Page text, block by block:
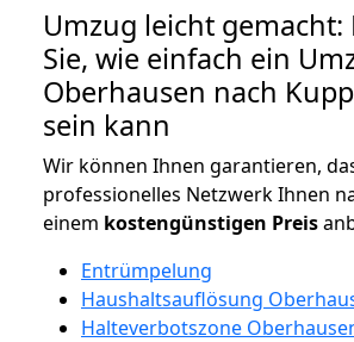
Umzug leicht gemacht:
Sie, wie einfach ein
Oberhausen nach
sein kann
Wir können Ihnen garantieren,
professionelles Netzwerk Ihnen
einem kostengünstigen Preis
Entrümpelung
Haushaltsauflösung
Halteverbotszone